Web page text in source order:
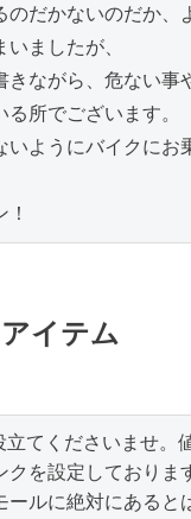
のだかないのだか、
ましたが、
きながら、危ない事
所でございます。
いようにバイクにお
イテム
てくださいませ。
を設定しておりま
ルに絶対にあると